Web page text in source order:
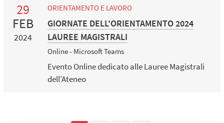
29
FEB
2024
ORIENTAMENTO E LAVORO
GIORNATE DELL'ORIENTAMENTO 2024
LAUREE MAGISTRALI
Online - Microsoft Teams
Evento Online dedicato alle Lauree Magistrali
dell'Ateneo